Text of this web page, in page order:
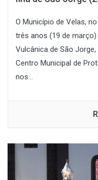
O Município de Velas,
três anos (19 de
Vulcânica de São
Centro Municipal de
nos...